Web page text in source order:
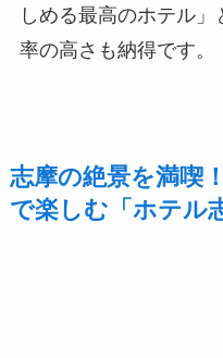
しめる最高のホテル
率の高さも納得です。
志摩の絶景を満喫
で楽しむ「ホテル